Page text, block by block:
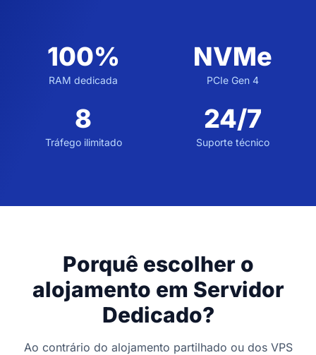
100%
RAM dedicada
NVMe
PCIe Gen 4
8
Tráfego ilimitado
24/7
Suporte técnico
Porquê escolher o
alojamento em Servidor
Dedicado?
Ao contrário do alojamento partilhado ou dos VPS